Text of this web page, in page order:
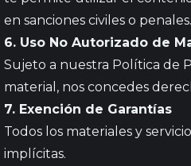
en sanciones civiles o penales.
6. Uso No Autorizado de
Sujeto a nuestra Política de
material, nos concedes
7. Exención de Garantías
Todos los materiales y
implícitas.